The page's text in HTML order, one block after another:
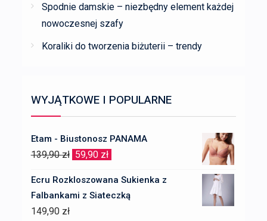
Spodnie damskie – niezbędny element każdej
nowoczesnej szafy
Koraliki do tworzenia biżuterii – trendy
WYJĄTKOWE I POPULARNE
Etam - Biustonosz PANAMA
139,90zł Pierwotna
59,90 zł
59,90 zł.
Ecru Rozkloszowana Sukienka z
Falbankami z Siateczką
149,90 zł